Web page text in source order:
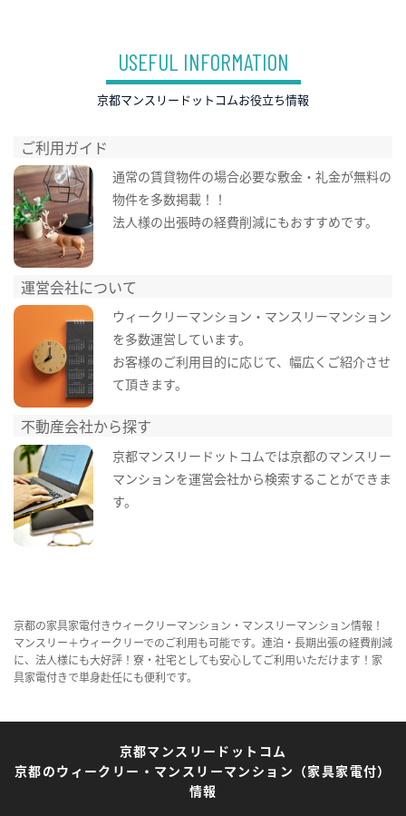
USEFUL INFORMATION
京都マンスリードットコムお役立ち情報
ご利用ガイド
通常の賃貸物件の場合必要な敷金・礼金が無料の
物件を多数掲載！！
法人様の出張時の経費削減にもおすすめです。
運営会社について
ウィークリーマンション・マンスリーマンション
を多数運営しています。
お客様のご利用目的に応じて、幅広くご紹介させ
て頂きます。
不動産会社から探す
京都マンスリードットコムでは京都のマンスリー
マンションを運営会社から検索することができま
す。
京都の家具家電付きウィークリーマンション・マンスリーマンション情報！
マンスリー＋ウィークリーでのご利用も可能です。連泊・長期出張の経費削減
に、法人様にも大好評！寮・社宅としても安心してご利用いただけます！家
具家電付きで単身赴任にも便利です。
京都マンスリードットコム
京都のウィークリー・マンスリーマンション（家具家電付）
情報